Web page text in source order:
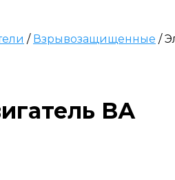
/ Взрывозащищенные /
ВА